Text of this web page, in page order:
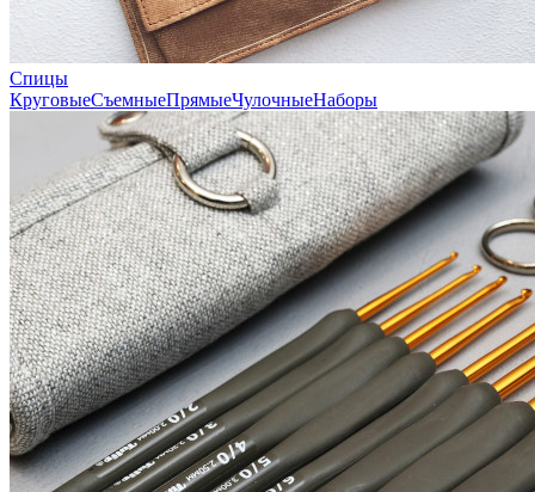
Спицы
КруговыеСъемныеПрямыеЧулочныеНаборы